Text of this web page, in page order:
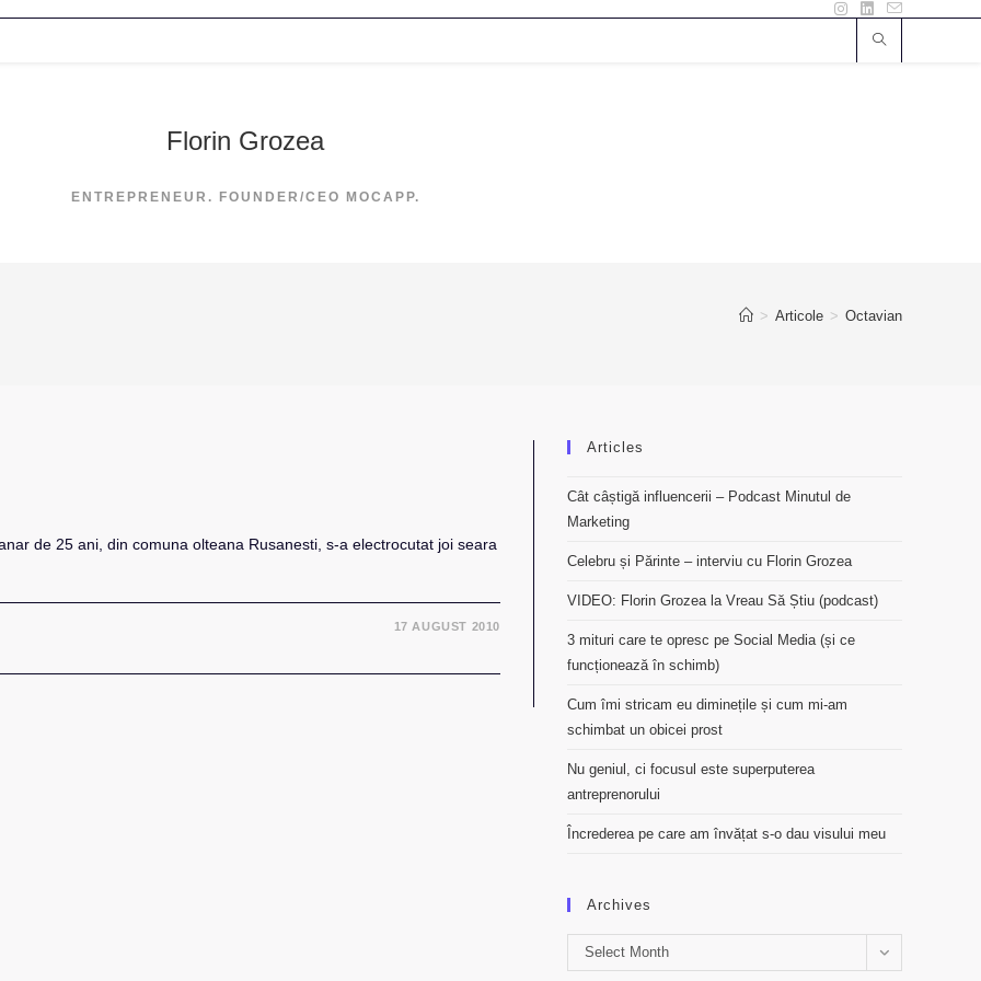
Florin Grozea
ENTREPRENEUR. FOUNDER/CEO MOCAPP.
> Articole > Octavian
de 25 ani, din comuna olteana Rusanesti, s-a electrocutat joi seara
17 AUGUST 2010
Articles
Cât câștigă influencerii – Podcast Minutul de
Marketing
Celebru și Părinte – interviu cu Florin Grozea
VIDEO: Florin Grozea la Vreau Să Știu (podcast)
3 mituri care te opresc pe Social Media (și ce
funcționează în schimb)
Cum îmi stricam eu diminețile și cum mi-am
schimbat un obicei prost
Nu geniul, ci focusul este superputerea
antreprenorului
Încrederea pe care am învățat s-o dau visului meu
Archives
Archives
Select Month